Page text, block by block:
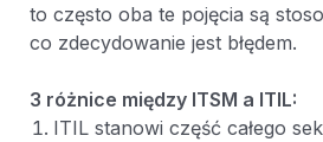
to często oba te pojęcia są
co zdecydowanie jest błędem.
3 różnice między ITSM a ITIL:
ITIL stanowi część całego